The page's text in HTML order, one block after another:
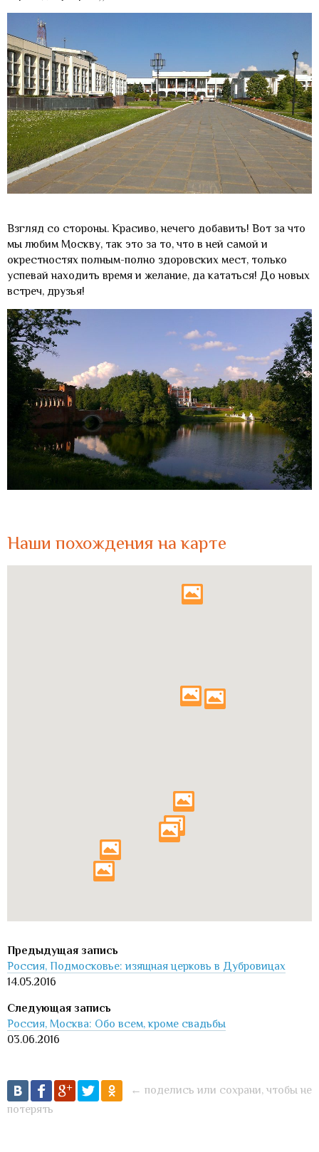
Взгляд со стороны. Красиво, нечего добавить! Вот за что
мы любим Москву, так это за то, что в ней самой и
окрестностях полным-полно здоровских мест, только
успевай находить время и желание, да кататься! До новых
встреч, друзья!
Наши похождения на карте
Россия, Подмосковье: изящная церковь в Дубровицах
14.05.2016
Россия, Москва: Обо всем, кроме свадьбы
03.06.2016
← поделись или сохрани, чтобы не
потерять